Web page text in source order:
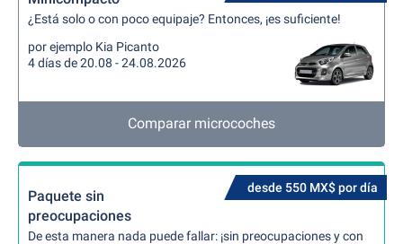
¿Está solo o con poco equipaje? Entonces, ¡es suficiente!
por ejemplo Kia Picanto
4 días de 20.08 - 24.08.2026
Comparar microcoches
desde 550 MX$ por día
Paquete sin
preocupaciones
De esta manera nada puede fallar: ¡sin preocupaciones y con